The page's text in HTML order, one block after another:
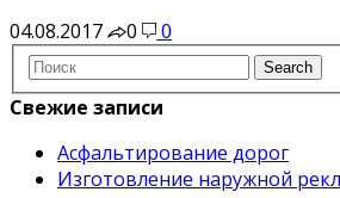
04.08.2017
0 0
Свежие записи
Асфальтирование дорог
Изготовление наружной